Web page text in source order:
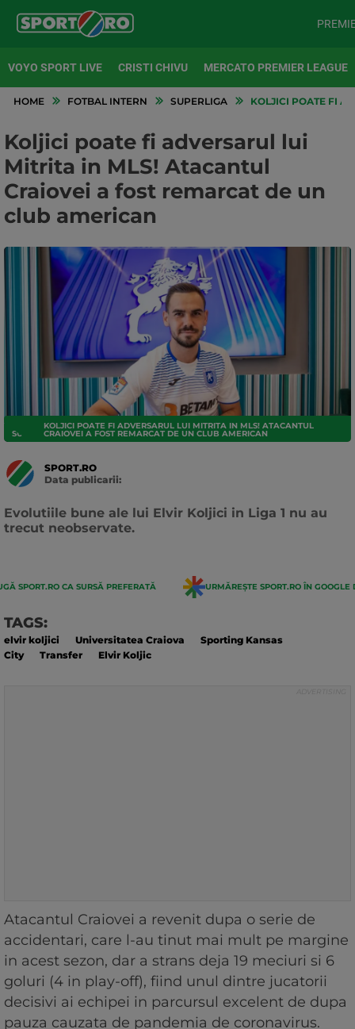
VOYO SPORT LIVE CRISTI CHIVU MERCATO PREMIER LEAGUE
HOME FOTBAL INTERN SUPERLIGA KOLJICI POATE FI
Koljici poate fi adversarul lui
Mitrita in MLS! Atacantul
Craiovei a fost remarcat de un
club american
SUPERLIGA
KOLJICI POATE FI ADVERSARUL LUI MITRITA IN MLS! ATACANTUL
CRAIOVEI A FOST REMARCAT DE UN CLUB AMERICAN
SPORT.RO
Data publicarii:
Evolutiile bune ale lui Elvir Koljici in Liga 1 nu au
trecut neobservate.
SPORT.RO CA SURSĂ PREFERATĂ URMĂREȘTE SPORT.RO ÎN GOOGLE
TAGS:
elvir koljici Universitatea Craiova
Sporting Kansas
City
Transfer Elvir Koljic
Atacantul Craiovei a revenit dupa o serie de
accidentari, care l-au tinut mai mult pe margine
in acest sezon, dar a strans deja 19 meciuri si 6
goluri (4 in play-off), fiind unul dintre jucatorii
decisivi ai echipei in parcursul excelent de dupa
pauza cauzata de pandemia de coronavirus.